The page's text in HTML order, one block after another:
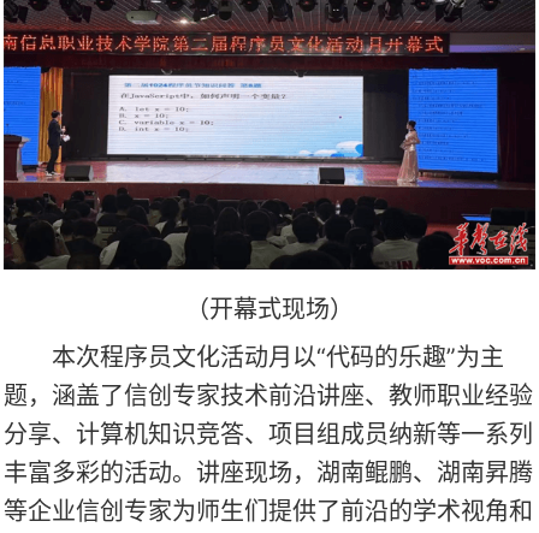
（开幕式现场）
本次程序员文化活动月以“代码的乐趣”为主
题，涵盖了信创专家技术前沿讲座、教师职业经验
分享、计算机知识竞答、项目组成员纳新等一系列
丰富多彩的活动。讲座现场，湖南鲲鹏、湖南昇腾
等企业信创专家为师生们提供了前沿的学术视角和